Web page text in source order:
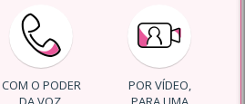
COM O PODER
POR VÍDEO,